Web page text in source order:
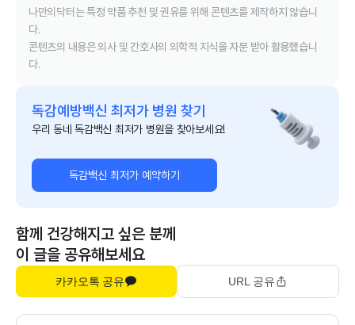
나만의닥터는 특정 약품 추천 및 권유를 위해 콘텐츠를 제작하지 않습니
다.
콘텐츠의 내용은 의사 및 간호사의 의학적 지식을 자문 받아 활용했습니
다.
독감예방백신 최저가 병원 찾기
우리 동네 독감백신 최저가 병원을 찾아보세요!
독감백신 최저가 예약하기
함께 건강해지고 싶은 분께
이 글을 공유해보세요
카카오톡 공유 URL 공유